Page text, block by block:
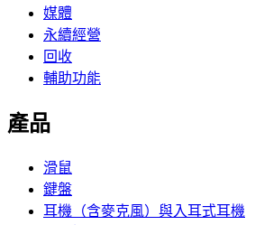
媒體
永續經營
回收
輔助功能
產品
滑鼠
鍵盤
耳機（含麥克風）與入耳式耳機